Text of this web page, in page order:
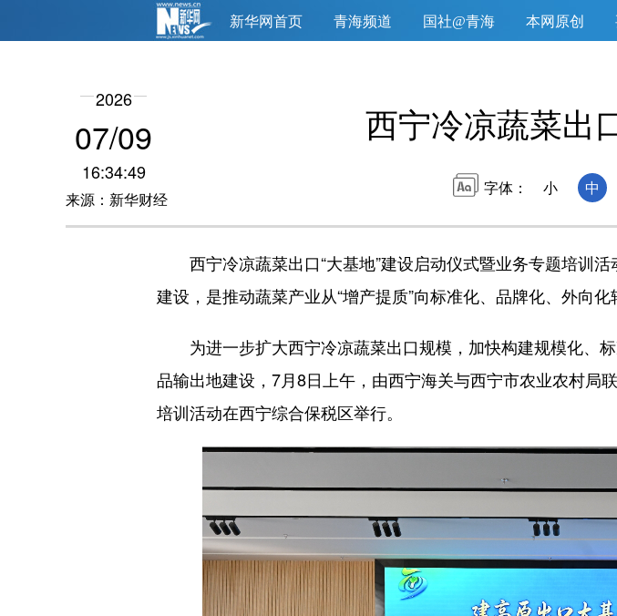
新华网首页 青海频道 国社@青海 本网原创
2026
07/09
16:34:49
来源：新华财经
西宁冷凉蔬菜出
字体： 小 中
西宁冷凉蔬菜出口“大基地”建设启动仪式暨业务专题培训
建设，是推动蔬菜产业从“增产提质”向标准化、品牌化、外向化
为进一步扩大西宁冷凉蔬菜出口规模，加快构建规模化、
品输出地建设，7月8日上午，由西宁海关与西宁市农业农村局
培训活动在西宁综合保税区举行。